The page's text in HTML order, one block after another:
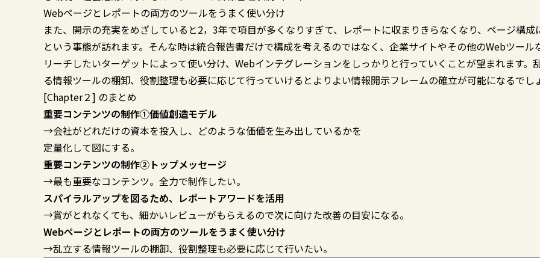
Webページとレポートの両方のツールをうまく使い分け
また、開示の充実をめざしていると2，3年で項目が多くなりすぎて、レポートに収まりきらなくなり、ページ構成
という事態が訪れます。そんな時は統合報告書だけで構成を考えるのではなく、企業サイトやその他のWebツール
リーチしたいターゲットによって使い分け、Webインテグレーションをしっかりと行っていくことが望まれます。
る情報ツールの棚卸、役割整理も必要に応じて行っていけるとよりよい情報開示フレームの確立が可能になるでし
[Chapter２] のまとめ
重要コンテンツの制作①価値創造モデル
→会社がどれだけの資本を投入し、どのような価値を生み出しているかを
定量化して図にする。
重要コンテンツの制作②トップメッセージ
→最も重要なコンテンツ。全力で制作したい。
スパイラルアップを図るため、レポートアワードを活用
→賞がとれなくても、細かいレビューがもらえるので次に向けた改善の目安になる。
Webページとレポートの両方のツールをうまく使い分け
→乱立する情報ツールの棚卸、役割整理も必要に応じて行いたい。